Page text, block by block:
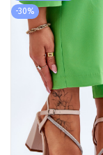
-30%